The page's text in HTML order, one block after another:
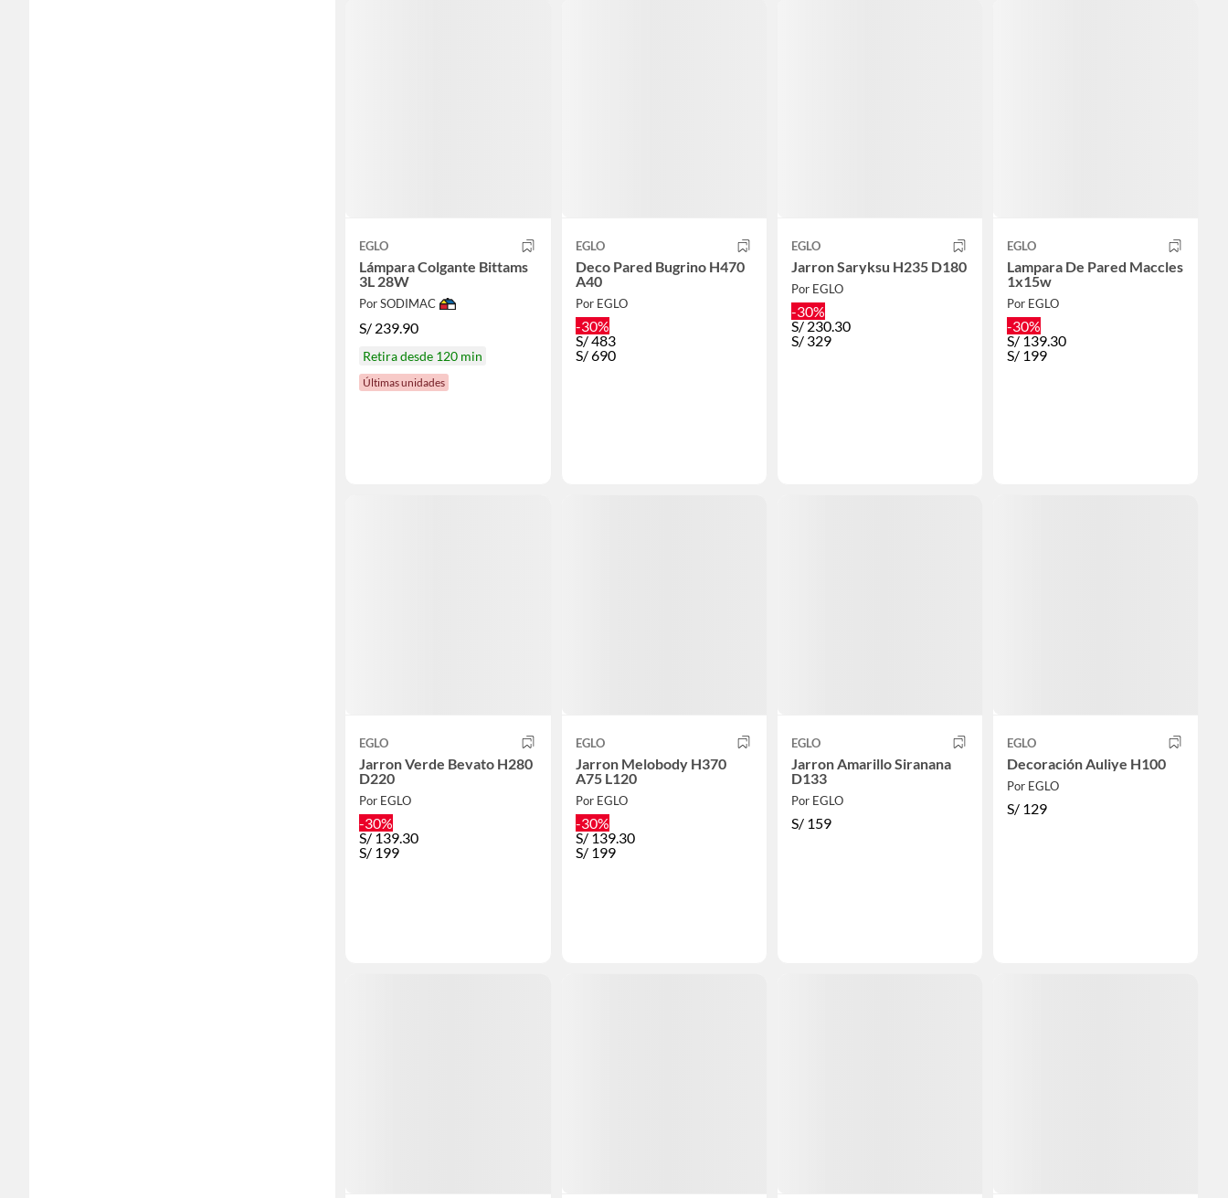
EGLO
Lámpara Colgante Bittams
3L 28W
Por SODIMAC
S/ 239.90
Retira desde 120 min
Últimas unidades
EGLO
Deco Pared Bugrino H470
A40
Por EGLO
-30%
S/483
S/690
EGLO
Jarron Saryksu H235 D180
Por EGLO
-30%
S/ 230.30
S/ 329
EGLO
Lampara De Pared Maccles
1x15w
Por EGLO
-30%
S/ 139.30
S/ 199
EGLO
Jarron Verde Bevato H280
D220
Por EGLO
-30%
S/139.30
S/ 199
EGLO
Jarron Melobody H370
A75 L120
Por EGLO
-30%
S/139.30
S/ 199
EGLO
Jarron Amarillo Siranana
D133
Por EGLO
S/ 159
EGLO
Decoración Auliye H100
Por EGLO
S/ 129